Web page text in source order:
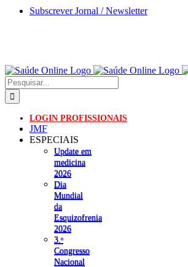
Skip
Subscrever Jornal / Newsletter
Pesquisar
LOGIN PROFISSIONAIS
JMF
ESPECIAIS
Update em
medicina
2026
Dia
Mundial
da
Esquizofrenia
2026
3.ᵒ
Congresso
Nacional